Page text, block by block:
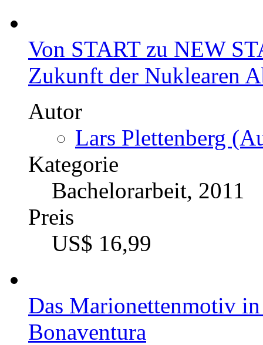
Von START zu NEW
Zukunft der Nuklearen
Autor
Lars Plettenberg
Kategorie
Bachelorarbeit, 2011
Preis
US$ 16,99
Das Marionettenmotiv
Bonaventura